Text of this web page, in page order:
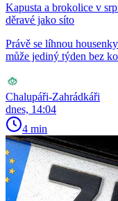
Kapusta a brokolice v
děravé jako síto
Právě se líhnou
může jediný týden bez
Chalupáři-Zahrádkáři
dnes, 14:04
4 min